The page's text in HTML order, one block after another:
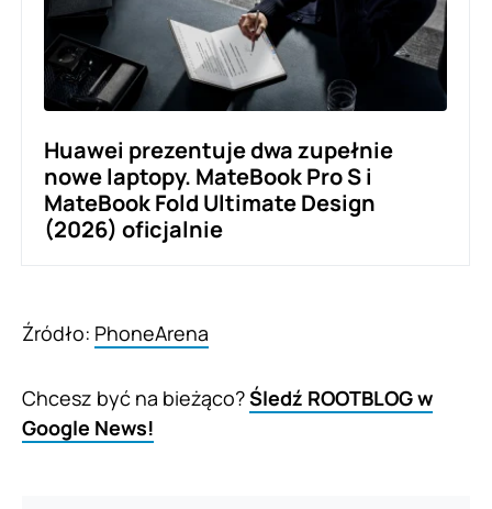
Huawei prezentuje dwa zupełnie
nowe laptopy. MateBook Pro S i
MateBook Fold Ultimate Design
(2026) oficjalnie
Źródło: PhoneArena
Chcesz być na bieżąco?Śledź ROOTBLOG w
Google News!